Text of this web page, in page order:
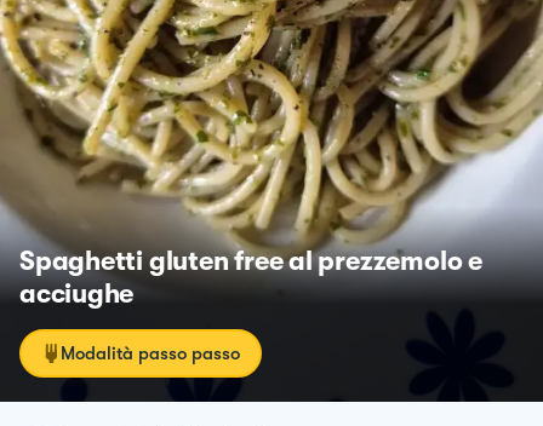
Spaghetti gluten free al prezzemolo e
acciughe
Modalità passo passo